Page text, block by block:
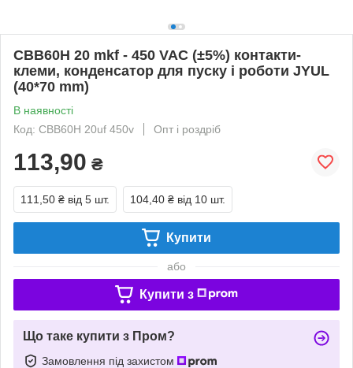
CBB60H 20 mkf - 450 VAC (±5%) контакти-
клеми, конденсатор для пуску і роботи JYUL
(40*70 mm)
В наявності
Код: CBB60H 20uf 450v
Опт і роздріб
113,90 ₴
111,50 ₴ від 5 шт. 104,40 ₴ від 10 шт.
Купити
або
Купити з
Що таке купити з Пром?
Замовлення під захистом